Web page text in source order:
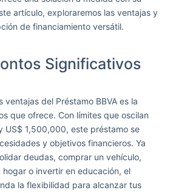
artículo, exploraremos las ventajas y
de financiamiento versátil.
Significativos
ventajas del Préstamo BBVA es la
que ofrece. Con límites que oscilan
US$ 1,500,000, este préstamo se
y objetivos financieros. Ya
deudas, comprar un vehículo,
hogar o invertir en educación, el
la flexibilidad para alcanzar tus